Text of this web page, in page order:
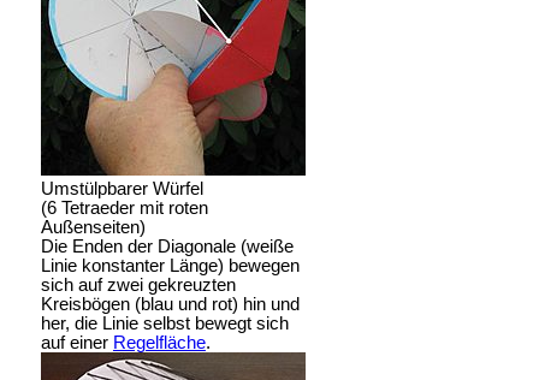
Umstülpbarer Würfel
(6 Tetraeder mit roten
Außenseiten)
Die Enden der Diagonale (weiße
Linie konstanter Länge) bewegen
sich auf zwei gekreuzten
Kreisbögen (blau und rot) hin und
her, die Linie selbst bewegt sich
auf einer Regelfläche.